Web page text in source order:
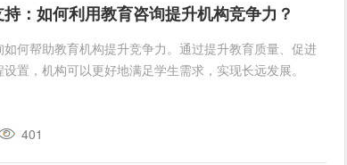
：如何利用教育咨询提升机构竞争力？
何帮助教育机构提升竞争力。通过提升教育质量、促进
置，机构可以更好地满足学生需求，实现长远发展。
401